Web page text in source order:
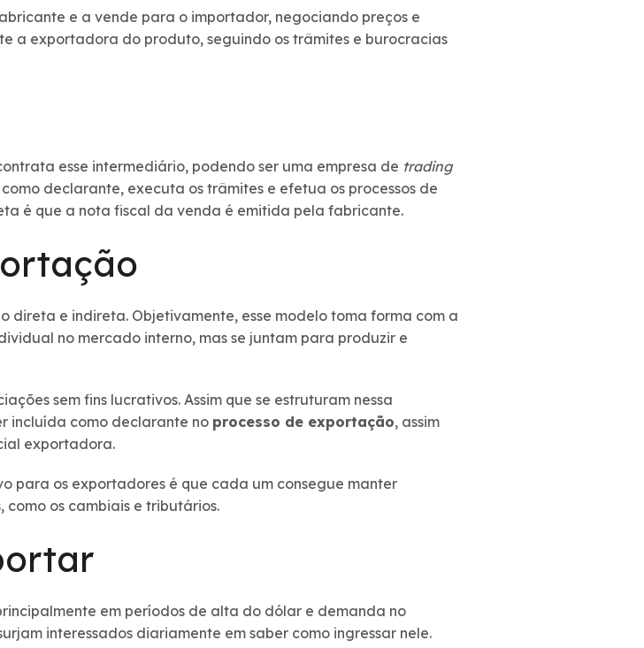
e a vende para o importador, negociando preços e
a exportadora do produto, seguindo os trâmites e burocracias
esse intermediário, podendo ser uma empresa de trading
declarante, executa os trâmites e efetua os processos de
é que a nota fiscal da venda é emitida pela fabricante.
direta e indireta. Objetivamente, esse modelo toma forma com a
no mercado interno, mas se juntam para produzir e
sem fins lucrativos. Assim que se estruturam nessa
incluída como declarante no processo de exportação, assim
exportadora.
para os exportadores é que cada um consegue manter
os cambiais e tributários.
em períodos de alta do dólar e demanda no
interessados diariamente em saber como ingressar nele.